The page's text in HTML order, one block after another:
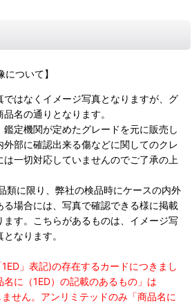
について】
ではなくイメージ写真となりますが、グ
名の通りとなります。
定機関が定めたグレードを元に販売し
外部に確認出来る傷などに関してのクレ
は一切対応していませんのでご了承の上
類に限り、弊社の検品時にケースの内外
る場合には、写真で確認できる様に掲載
ます。こちらがあるものは、イメージ写
なります。
」表記)の存在するカードにつきまし
に（1ED）の記載のあるもの」は
ません。アンリミテッドのみ「商品名に